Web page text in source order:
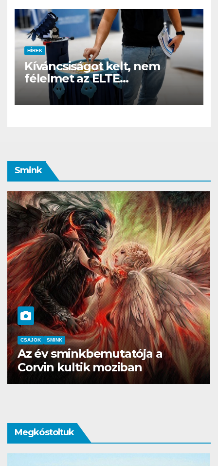
HÍREK
Kíváncsiságot kelt, nem
félelmet az ELTE
etológusainak felszolgáló
robotja
Smink
SMINK SZÉPSÉG
Pierre René, ha luxus sminkre
vágysz
Megkóstoltuk